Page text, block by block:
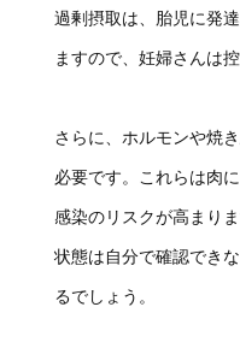
過剰摂取は、胎児に発
ますので、妊婦さんは
さらに、ホルモンや焼
必要です。これらは肉
感染のリスクが高まり
状態は自分で確認でき
るでしょう。